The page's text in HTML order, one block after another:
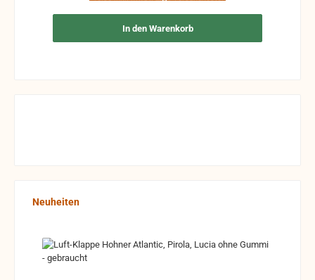
In den Warenkorb
Produktgalerie überspringen
Neuheiten